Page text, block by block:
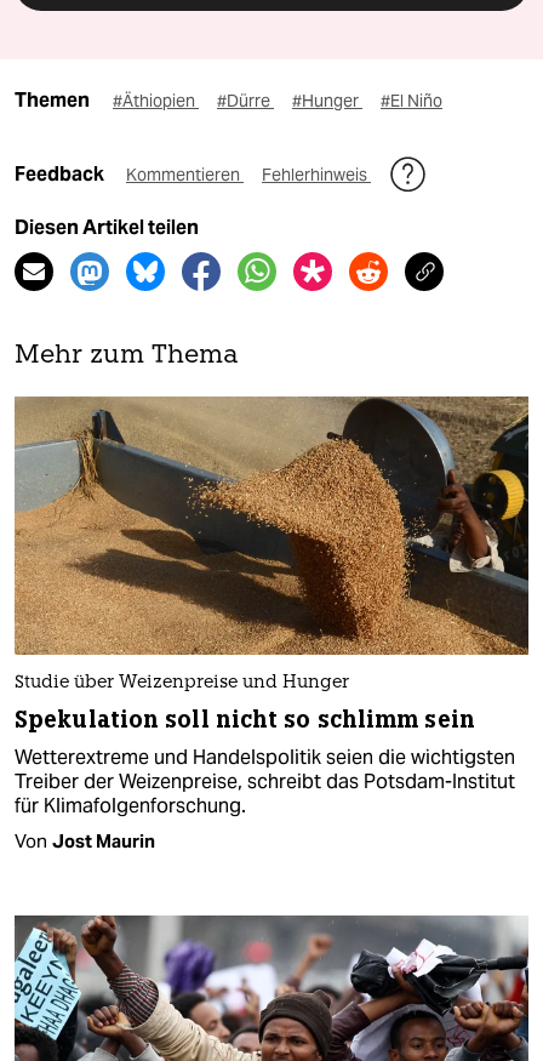
Themen #Äthiopien #Dürre #Hunger #El Niño
Feedback Kommentieren Fehlerhinweis
Diesen Artikel teilen
Mehr zum Thema
Studie über Weizenpreise und Hunger
Spekulation soll nicht so schlimm sein
Wetterextreme und Handelspolitik seien die wichtigsten
Treiber der Weizenpreise, schreibt das Potsdam-Institut
für Klimafolgenforschung.
Von Jost Maurin